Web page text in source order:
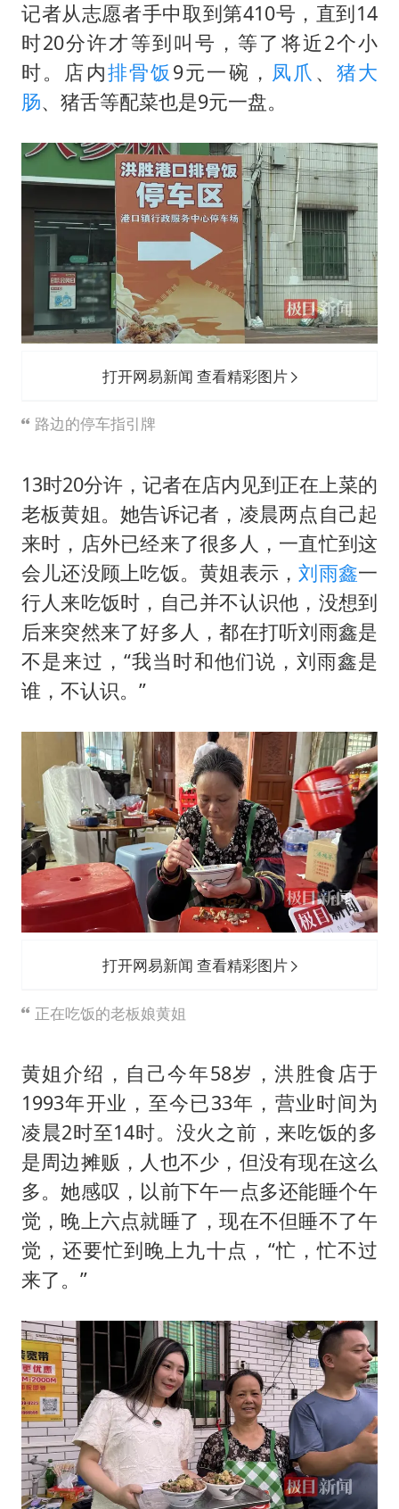
记者从志愿者手中取到第410号，直到14
时20分许才等到叫号，等了将近2个小
时。店内排骨饭 9元一碗， 凤爪 、 猪大
肠、猪舌等配菜也是9元一盘。
打开网易新闻 查看精彩图片
路边的停车指引牌
13时20分许，记者在店内见到正在上菜的
老板黄姐。她告诉记者，凌晨两点自己起
来时，店外已经来了很多人，一直忙到这
会儿还没顾上吃饭。黄姐表示，刘雨鑫一
行人来吃饭时，自己并不认识他，没想到
后来突然来了好多人，都在打听刘雨鑫是
不是来过，“我当时和他们说，刘雨鑫是
谁，不认识。”
打开网易新闻 查看精彩图片
正在吃饭的老板娘黄姐
黄姐介绍，自己今年58岁，洪胜食店于
1993年开业，至今已33年，营业时间为
凌晨2时至14时。没火之前，来吃饭的多
是周边摊贩，人也不少，但没有现在这么
多。她感叹，以前下午一点多还能睡个午
觉，晚上六点就睡了，现在不但睡不了午
觉，还要忙到晚上九十点，“忙，忙不过
来了。”